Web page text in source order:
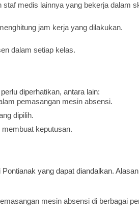
medis lainnya yang bekerja dalam
jam kerja yang dilakukan.
dalam setiap kelas.
diperhatikan, antara lain:
pemasangan mesin absensi.
dipilih.
keputusan.
yang dapat diandalkan.
mesin absensi di berbagai